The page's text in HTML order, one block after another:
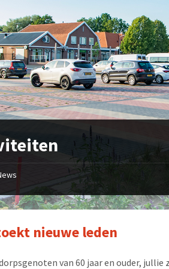
nieuwe leden
van 60 jaar en ouder, jullie